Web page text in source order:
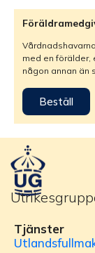
med en förälder,
någon annan än
Beställ
Tjänster